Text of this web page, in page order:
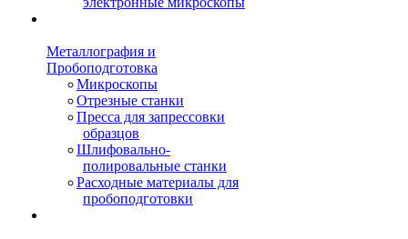
Металлография и
Пробоподготовка
Микроскопы
Отрезные станки
Пресса для запрессовки
образцов
Шлифовально-
полировальные станки
Расходные материалы для
пробоподготовки